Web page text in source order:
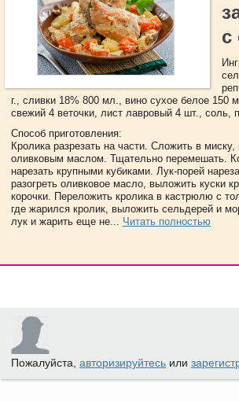
с
г., сливки 18% 800 мл., вино сухое белое
свежий 4 веточки, лист лавровый 4 шт., соль,
Способ приготовления:
Кролика разрезать на части. Сложить в
оливковым маслом. Тщательно перемешать.
нарезать крупными кубиками. Лук-порей
разогреть оливковое масло, выложить куски
корочки. Переложить кролика в кастрюлю с
где жарился кролик, выложить сельдерей и
лук и жарить еще не... Читать полностью
Пожалуйста, авторизируйтесь или